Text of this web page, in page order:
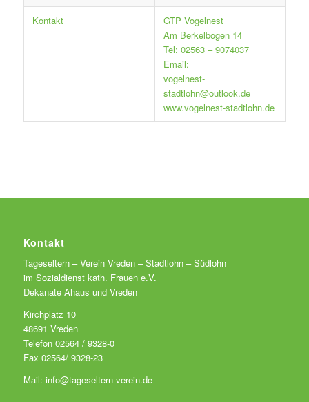
Kontakt
GTP Vogelnest
Am Berkelbogen 14
Tel: 02563 – 9074037
Email:
vogelnest-
stadtlohn@outlook.de
www.vogelnest-stadtlohn.de
Kontakt
Tageseltern – Verein Vreden – Stadtlohn – Südlohn
im Sozialdienst kath. Frauen e.V.
Dekanate Ahaus und Vreden
Kirchplatz 10
48691 Vreden
Telefon 02564 / 9328-0
Fax 02564/ 9328-23
Mail: info@tageseltern-verein.de